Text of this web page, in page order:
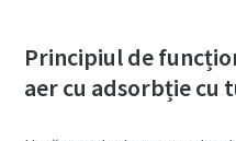
Principiul de
aer cu adsorbție cu